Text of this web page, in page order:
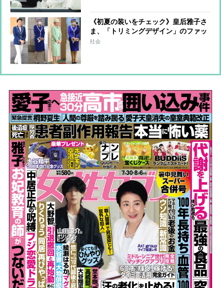
《初夏の装いをチェック》皇后雅子さ
ま、「トリミングデザイン」のファッ
ションから”涼しげ見え”のコツを探る
社会